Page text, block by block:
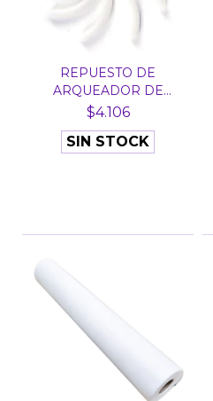
REPUESTO DE
ARQUEADOR DE
PESTAÑAS X 24 U...
$4.106
SIN STOCK